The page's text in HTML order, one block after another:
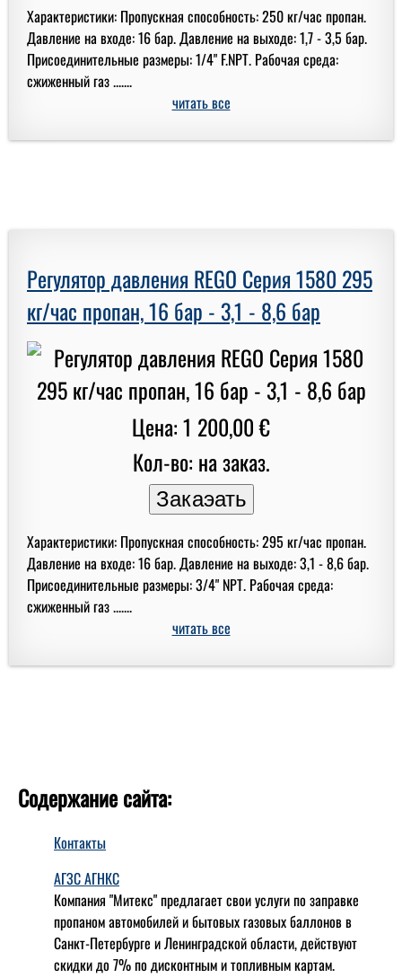
Характеристики: Пропускная способность: 250 кг/час пропан.
Давление на входе: 16 бар. Давление на выходе: 1,7 - 3,5 бар.
Присоединительные размеры: 1/4" F.NPT. Рабочая среда:
сжиженный газ .......
читать все
Регулятор давления REGO Серия 1580 295
кг/час пропан, 16 бар - 3,1 - 8,6 бар
Цена: 1 200,00 €
Кол-во: на заказ.
Характеристики: Пропускная способность: 295 кг/час пропан.
Давление на входе: 16 бар. Давление на выходе: 3,1 - 8,6 бар.
Присоединительные размеры: 3/4" NPT. Рабочая среда:
сжиженный газ .......
читать все
Содержание сайта:
Контакты
АГЗС АГНКС
Компания "Митекс" предлагает свои услуги по заправке
пропаном автомобилей и бытовых газовых баллонов в
Санкт-Петербурге и Ленинградской области, действуют
скидки до 7% по дисконтным и топливным картам.